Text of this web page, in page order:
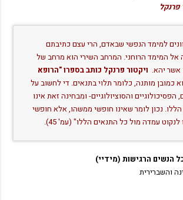
פרנקל
למימד הנפשי שבאדם, הרי עצם כתיבתם
המימד הרוחני. המרחב השירי הוא מרחב של
אשר יהא. ויקטור פרנקל כותב בספרו "הרופא
כמובן מותנה, כלומר תלוי בתנאים. די לחשוב על
הפסיכולוגיים והסוציולוגיים- ומבחינה זאת אינו
נכון לומר שאינו חופשי ממשהו, אלא חופשי
עמדה מול כל התנאים הללו" (עמ' 45)
.
הנשים הרגישות (מידיי)
והשברירית